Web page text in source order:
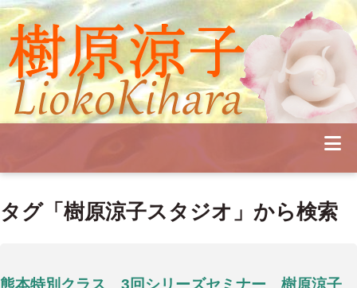
Profile
Concert
Seminar
Diary
Contact
タグ「樹原涼子スタジオ」から検索
熊本特別クラス 3回シリーズセミナー 樹原涼子